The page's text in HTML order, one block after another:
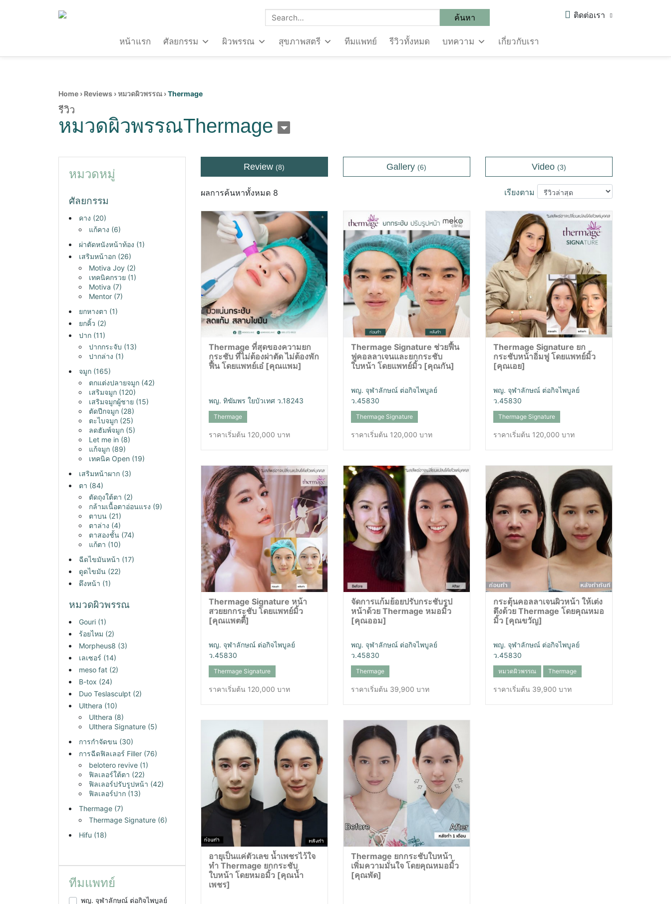
ติดต่อเรา
ค้นหา
หน้าแรก ศัลยกรรม ผิวพรรณ สุขภาพสตรี ทีมแพทย์ รีวิวทั้งหมด บทความ เกี่ยวกับเรา
Home › Reviews ›หมวดผิวพรรณ ›Thermage
รีวิว
หมวดผิวพรรณThermage
หมวดหมู่
ศัลยกรรม
คาง (20)
แก้คาง (6)
ผ่าตัดหนังหน้าท้อง (1)
เสริมหน้าอก (26)
Motiva Joy (2)
เทคนิคกรวย (1)
Motiva (7)
Mentor (7)
ยกหางตา (1)
ยกคิ้ว (2)
ปาก (11)
ปากกระจับ (13)
ปากล่าง (1)
จมูก (165)
ตกแต่งปลายจมูก (42)
เสริมจมูก (120)
เสริมจมูกผู้ชาย (15)
ตัดปีกจมูก (28)
ตะไบจมูก (25)
ลดฮัมพ์จมูก (5)
Let me in (8)
แก้จมูก (89)
เทคนิค Open (19)
เสริมหน้าผาก (3)
ตา (84)
ตัดถุงใต้ตา (2)
กล้ามเนื้อตาอ่อนแรง (9)
ตาบน (21)
ตาล่าง (4)
ตาสองชั้น (74)
แก้ตา (10)
ฉีดไขมันหน้า (17)
ดูดไขมัน (22)
ดึงหน้า (1)
หมวดผิวพรรณ
Gouri (1)
ร้อยไหม (2)
Morpheus8 (3)
เลเซอร์ (14)
meso fat (2)
B-tox (24)
Duo Teslasculpt (2)
Ulthera (10)
Ulthera (8)
Ulthera Signature (5)
การกำจัดขน (30)
การฉีดฟิลเลอร์ Filler (76)
belotero revive (1)
ฟิลเลอร์ใต้ตา (22)
ฟิลเลอร์ปรับรูปหน้า (42)
ฟิลเลอร์ปาก (13)
Thermage (7)
Thermage Signature (6)
Hifu (18)
ทีมแพทย์
พญ. จุฬาลักษณ์ ต่อกิจไพบูลย์
Review (8) Gallery (6) Video (3)
ผลการค้นหาทั้งหมด 8 เรียงตาม
Thermage ที่สุดของความยก
กระชับ ที่ไม่ต้องผ่าตัด ไม่ต้องพัก
ฟื้น โดยแพทย์เอ๋ [คุณแพม]
พญ. ทิฆัมพร ใยบัวเทศ ว.18243
Thermage
ราคาเริ่มต้น 120,000 บาท
Thermage Signature ช่วยฟื้น
ฟูคอลลาเจนและยกกระชับ
ใบหน้า โดยแพทย์มิ้ว [คุณกัน]
พญ. จุฬาลักษณ์ ต่อกิจไพบูลย์
ว.45830
Thermage Signature
ราคาเริ่มต้น 120,000 บาท
Thermage Signature ยก
กระชับหน้าอิ่มฟู โดยแพทย์มิ้ว
[คุณเอย]
พญ. จุฬาลักษณ์ ต่อกิจไพบูลย์
ว.45830
Thermage Signature
ราคาเริ่มต้น 120,000 บาท
Thermage Signature หน้า
สวยยกกระชับ โดยแพทย์มิ้ว
[คุณแพตตี้]
พญ. จุฬาลักษณ์ ต่อกิจไพบูลย์
ว.45830
Thermage Signature
ราคาเริ่มต้น 120,000 บาท
จัดการแก้มย้อยปรับกระชับรูป
หน้าด้วย Thermage หมอมิ้ว
[คุณออม]
พญ. จุฬาลักษณ์ ต่อกิจไพบูลย์
ว.45830
Thermage
ราคาเริ่มต้น 39,900 บาท
กระตุ้นคอลลาเจนผิวหน้า ให้เต่ง
ตึงด้วย Thermage โดยคุณหมอ
มิ้ว [คุณขวัญ]
พญ. จุฬาลักษณ์ ต่อกิจไพบูลย์
ว.45830
หมวดผิวพรรณ Thermage
ราคาเริ่มต้น 39,900 บาท
อายุเป็นแค่ตัวเลข น้ำเพชรไว้ใจ
ทำ Thermage ยกกระชับ
ใบหน้า โดยหมอมิ้ว [คุณน้ำ
เพชร]
Thermage ยกกระชับใบหน้า
เพิ่มความมั่นใจ โดยคุณหมอมิ้ว
[คุณพัด]